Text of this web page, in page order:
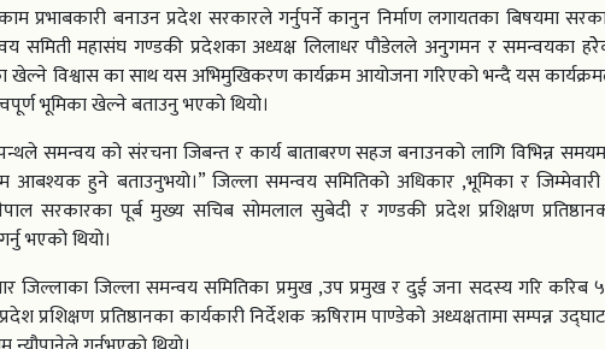
प्रभाबकारी बनाउन प्रदेश सरकारले गर्नुपर्ने कानुन निर्माण लगायतका बिषयमा
समिती महासंघ गण्डकी प्रदेशका अध्यक्ष लिलाधर पौडेलले अनुगमन र समन्वयका
खेल्ने विश्वास का साथ यस अभिमुखिकरण कार्यक्रम आयोजना गरिएको भन्दै यस
भूमिका खेल्ने बताउनु भएकाे थियो।
समन्वय को संरचना जिबन्त र कार्य बाताबरण सहज बनाउनको लागि विभिन्न
आबश्यक हुने बताउनुभयो।” जिल्ला समन्वय समितिको अधिकार ,भूमिका र
सरकारका पूर्ब मुख्य सचिब सोमलाल सुबेदी र गण्डकी प्रदेश प्रशिक्षण
भएको थियो।
जिल्लाका जिल्ला समन्वय समितिका प्रमुख ,उप प्रमुख र दुई जना सदस्य गरि करिब
प्रशिक्षण प्रतिष्ठानका कार्यकारी निर्देशक ऋषिराम पाण्डेको अध्यक्षतामा सम्पन्न